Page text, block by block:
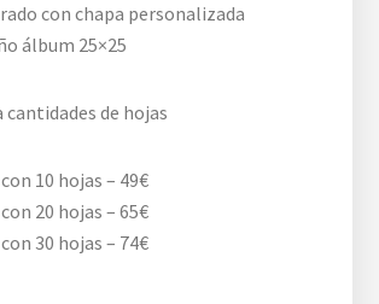
con chapa personalizada
álbum 25×25
cantidades de hojas
10 hojas – 49€
20 hojas – 65€
30 hojas – 74€